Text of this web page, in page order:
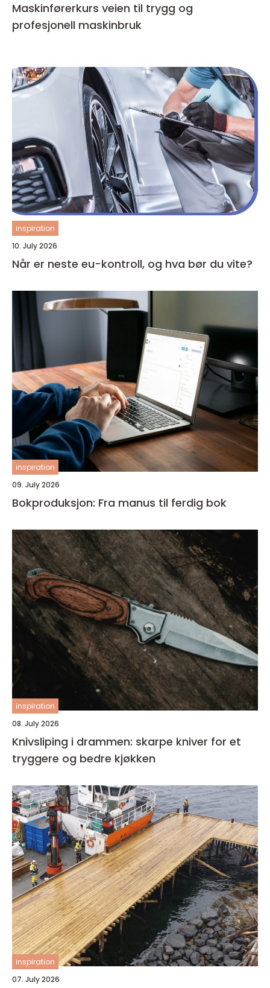
Maskinførerkurs veien til trygg og
profesjonell maskinbruk
inspiration
10. July 2026
Når er neste eu-kontroll, og hva bør du vite?
inspiration
09. July 2026
Bokproduksjon: Fra manus til ferdig bok
inspiration
08. July 2026
Knivsliping i drammen: skarpe kniver for et
tryggere og bedre kjøkken
inspiration
07. July 2026